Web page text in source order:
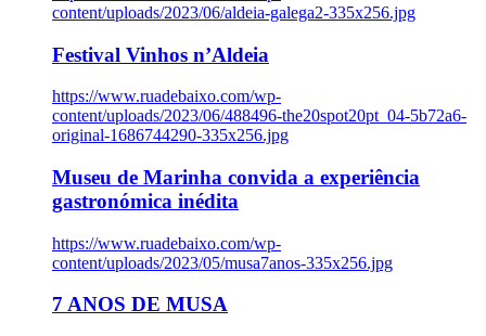
content/uploads/2023/06/aldeia-galega2-335x256.jpg
Festival Vinhos n’Aldeia
https://www.ruadebaixo.com/wp-
content/uploads/2023/06/488496-the20spot20pt_04-5b72a6-
original-1686744290-335x256.jpg
Museu de Marinha convida a experiência
gastronómica inédita
https://www.ruadebaixo.com/wp-
content/uploads/2023/05/musa7anos-335x256.jpg
7 ANOS DE MUSA